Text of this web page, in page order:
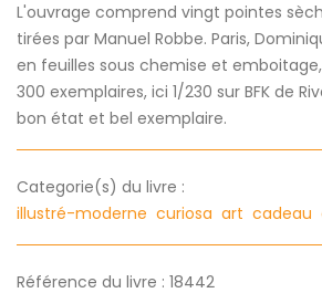
L'ouvrage comprend vingt pointes
tirées par Manuel Robbe. Paris,
en feuilles sous chemise et
300 exemplaires, ici 1/230 sur BFK de
bon état et bel exemplaire.
Categorie(s) du livre :
illustré-moderne curiosa art cadeau
Référence du livre : 18442